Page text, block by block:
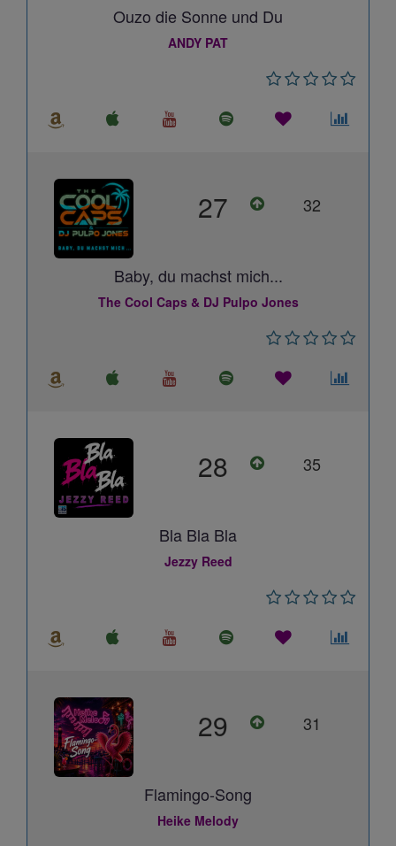
Ouzo die Sonne und Du
ANDY PAT
27 32
Baby, du machst mich...
The Cool Caps & DJ Pulpo Jones
28 35
Bla Bla Bla
Jezzy Reed
29 31
Flamingo-Song
Heike Melody